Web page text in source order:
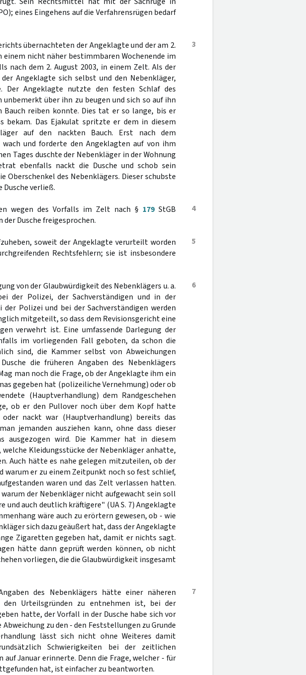
eines Eingehens auf die Verfahrensrügen bedarf
3
übernachteten der Angeklagte und der am 2.
einem nicht näher bestimmbaren Wochenende im
nach dem 2. August 2003, in einem Zelt. Als der
Angeklagte sich selbst und den Nebenkläger,
Der Angeklagte nutzte den festen Schlaf des
unbemerkt über ihn zu beugen und sich so auf ihn
Bauch reiben konnte. Dies tat er so lange, bis er
bekam. Das Ejakulat spritzte er dem in diesem
auf den nackten Bauch. Erst nach dem
wach und forderte den Angeklagten auf von ihm
Tages duschte der Nebenkläger in der Wohnung
ebenfalls nackt die Dusche und schob sein
Oberschenkel des Nebenklägers. Dieser schubste
Dusche verließ.
4
wegen des Vorfalls im Zelt nach § 179StGB
der Dusche freigesprochen.
5
soweit der Angeklagte verurteilt worden
Rechtsfehlern; sie ist insbesondere
6
von der Glaubwürdigkeit des Nebenklägers u. a.
der Polizei, der Sachverständigen und in der
der Polizei und bei der Sachverständigen werden
mitgeteilt, so dass dem Revisionsgericht eine
verwehrt ist. Eine umfassende Darlegung der
im vorliegenden Fall geboten, da schon die
sind, die Kammer selbst von Abweichungen
die früheren Angaben des Nebenklägers
man noch die Frage, ob der Angeklagte ihm ein
gegeben hat (polizeiliche Vernehmung) oder ob
(Hauptverhandlung) dem Randgeschehen
ob er den Pullover noch über dem Kopf hatte
oder nackt war (Hauptverhandlung) bereits das
jemanden ausziehen kann, ohne dass dieser
ausgezogen wird. Die Kammer hat in diesem
Kleidungsstücke der Nebenkläger anhatte,
Auch hätte es nahe gelegen mitzuteilen, ob der
warum er zu einem Zeitpunkt noch so fest schlief,
waren und das Zelt verlassen hatten.
der Nebenkläger nicht aufgewacht sein soll
und auch deutlich kräftigere" (UA S. 7) Angeklagte
wäre auch zu erörtern gewesen, ob - wie
sich dazu geäußert hat, dass der Angeklagte
Zigaretten gegeben hat, damit er nichts sagt.
hätte dann geprüft werden können, ob nicht
vorliegen, die die Glaubwürdigkeit insgesamt
7
des Nebenklägers hätte einer näheren
den Urteilsgründen zu entnehmen ist, bei der
hatte, der Vorfall in der Dusche habe sich vor
zu den - den Feststellungen zu Grunde
lässt sich nicht ohne Weiteres damit
Schwierigkeiten bei der zeitlichen
Januar erinnerte. Denn die Frage, welcher - für
hat, ist einfacher zu beantworten.